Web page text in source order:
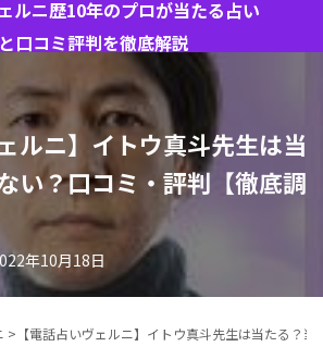
ルニ歴10年のプロが当たる占い
口コミ評判を徹底解説
ルニ】イトウ真斗先生は当
い？口コミ・評判【徹底調
年10月18日
> 【電話占いヴェルニ】イトウ真斗先生は当たる？